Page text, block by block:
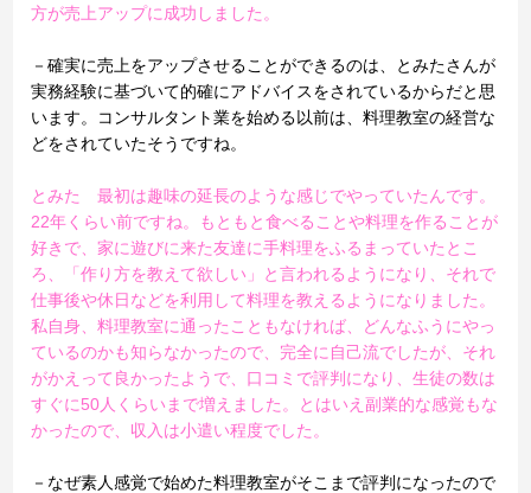
方が売上アップに成功しました。
－確実に売上をアップさせることができるのは、とみたさんが
実務経験に基づいて的確にアドバイスをされているからだと思
います。コンサルタント業を始める以前は、料理教室の経営な
どをされていたそうですね。
とみた 最初は趣味の延長のような感じでやっていたんです。
22年くらい前ですね。もともと食べることや料理を作ることが
好きで、家に遊びに来た友達に手料理をふるまっていたとこ
ろ、「作り方を教えて欲しい」と言われるようになり、それで
仕事後や休日などを利用して料理を教えるようになりました。
私自身、料理教室に通ったこともなければ、どんなふうにやっ
ているのかも知らなかったので、完全に自己流でしたが、それ
がかえって良かったようで、口コミで評判になり、生徒の数は
すぐに50人くらいまで増えました。とはいえ副業的な感覚もな
かったので、収入は小遣い程度でした。
－なぜ素人感覚で始めた料理教室がそこまで評判になったので